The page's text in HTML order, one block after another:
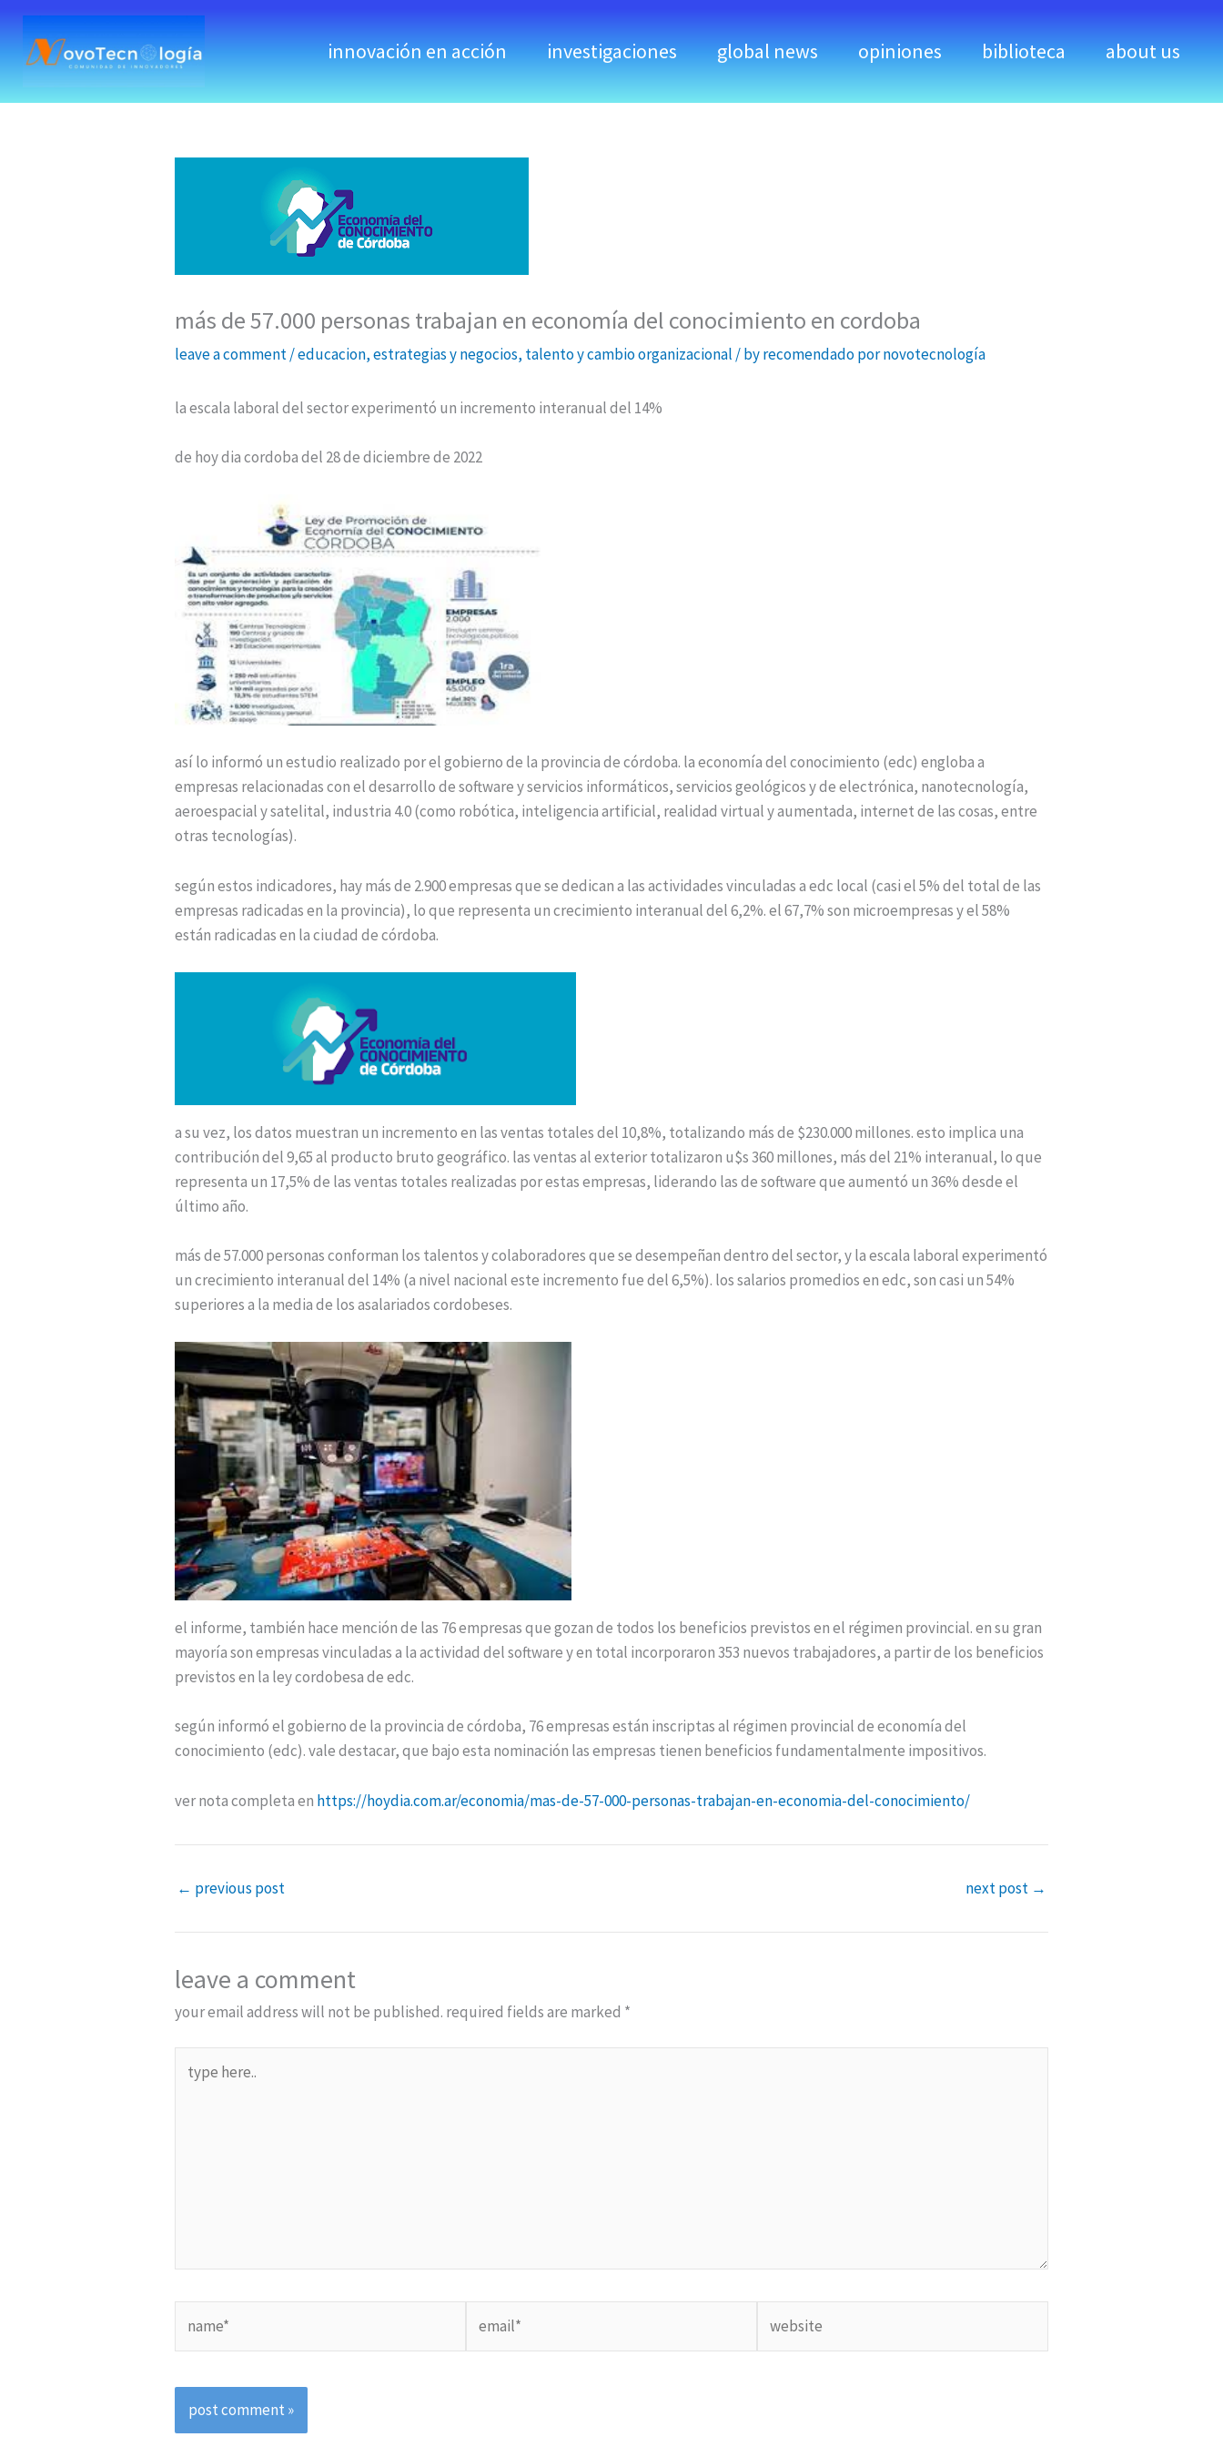
skip
content
innovación en acción investigaciones global news opiniones biblioteca about us
más de 57.000 personas trabajan en economía del conocimiento en cordoba
leave a comment/educacion,estrategias y negocios, talento y cambio organizacional / byrecomendado por novotecnología
la escala laboral del sector experimentó un incremento interanual del 14%
de hoy dia cordoba del 28 de diciembre de 2022
así lo informó un estudio realizado por el gobierno de la provincia de córdoba. la economía del conocimiento (edc) engloba a
empresas relacionadas con el desarrollo de software y servicios informáticos, servicios geológicos y de electrónica, nanotecnología,
aeroespacial y satelital, industria 4.0 (como robótica, inteligencia artificial, realidad virtual y aumentada, internet de las cosas, entre
otras tecnologías).
según estos indicadores, hay más de 2.900 empresas que se dedican a las actividades vinculadas a edc local (casi el 5% del total de las
empresas radicadas en la provincia), lo que representa un crecimiento interanual del 6,2%. el 67,7% son microempresas y el 58%
están radicadas en la ciudad de córdoba.
a su vez, los datos muestran un incremento en las ventas totales del 10,8%, totalizando más de $230.000 millones. esto implica una
contribución del 9,65 al producto bruto geográfico. las ventas al exterior totalizaron u$s 360 millones, más del 21% interanual, lo que
representa un 17,5% de las ventas totales realizadas por estas empresas, liderando las de software que aumentó un 36% desde el
último año.
más de 57.000 personas conforman los talentos y colaboradores que se desempeñan dentro del sector, y la escala laboral experimentó
un crecimiento interanual del 14% (a nivel nacional este incremento fue del 6,5%). los salarios promedios en edc, son casi un 54%
superiores a la media de los asalariados cordobeses.
el informe, también hace mención de las 76 empresas que gozan de todos los beneficios previstos en el régimen provincial. en su gran
mayoría son empresas vinculadas a la actividad del software y en total incorporaron 353 nuevos trabajadores, a partir de los beneficios
previstos en la ley cordobesa de edc.
según informó el gobierno de la provincia de córdoba, 76 empresas están inscriptas al régimen provincial de economía del
conocimiento (edc). vale destacar, que bajo esta nominación las empresas tienen beneficios fundamentalmente impositivos.
ver nota completa en https://hoydia.com.ar/economia/mas-de-57-000-personas-trabajan-en-economia-del-conocimiento/
← previous post next post →
leave a comment
your email address will not be published. required fields are marked *
here..